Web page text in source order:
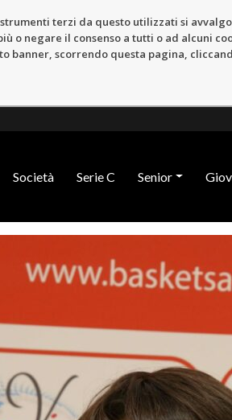
terzi da questo utilizzati si
o negare il consenso a tutti o ad alcuni
banner, scorrendo questa pagina,
Società Serie C Senior